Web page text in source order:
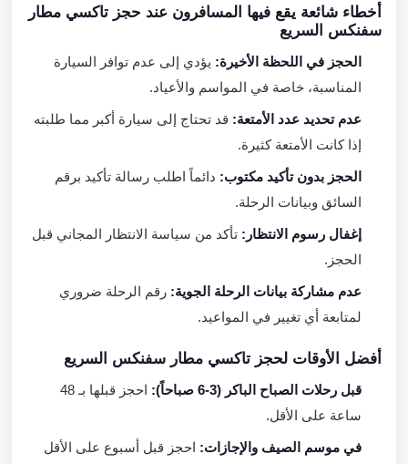
أخطاء شائعة يقع فيها المسافرون عند حجز تاكسي مطار
سفنكس السريع
الحجز في اللحظة الأخيرة:يؤدي إلى عدم توافر السيارة
المناسبة، خاصة في المواسم والأعياد.
عدم تحديد عدد الأمتعة:قد تحتاج إلى سيارة أكبر مما طلبته
إذا كانت الأمتعة كثيرة.
الحجز بدون تأكيد مكتوب:دائماً اطلب رسالة تأكيد برقم
السائق وبيانات الرحلة.
إغفال رسوم الانتظار:تأكد من سياسة الانتظار المجاني قبل
الحجز.
عدم مشاركة بيانات الرحلة الجوية:رقم الرحلة ضروري
لمتابعة أي تغيير في المواعيد.
أفضل الأوقات لحجز تاكسي مطار سفنكس السريع
قبل رحلات الصباح الباكر (3-6 صباحاً):
احجز قبلها بـ 48
ساعة على الأقل.
في موسم الصيف والإجازات:احجز قبل أسبوع على الأقل